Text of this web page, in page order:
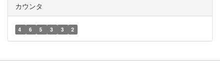
カウンタ
4 6 5 3 3 2